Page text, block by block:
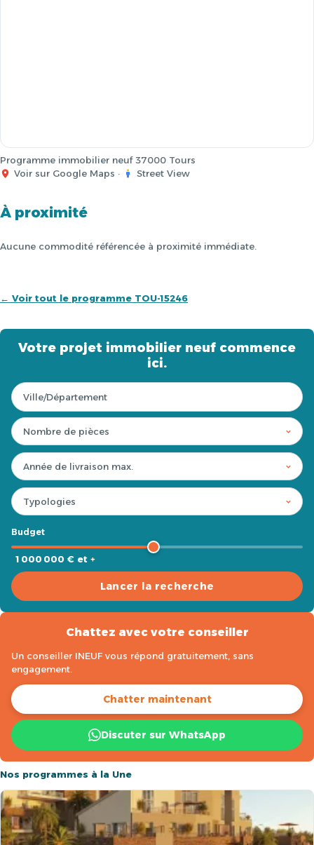
Programme immobilier neuf 37000 Tours
Voir sur Google Maps · Street View
À proximité
Aucune commodité référencée à proximité immédiate.
← Voir tout le programme TOU-15246
Votre projet immobilier neuf commence
ici.
Budget
1 000 000 € et +
Lancer la recherche
Chattez avec votre conseiller
Un conseiller INEUF vous répond gratuitement, sans
engagement.
Chatter maintenant
Discuter sur WhatsApp
Nos programmes à la Une